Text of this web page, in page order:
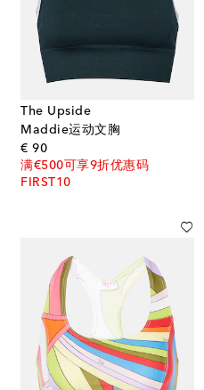
The Upside
Maddie运动文胸
€ 90original price
满€500可享9折优惠码
FIRST10